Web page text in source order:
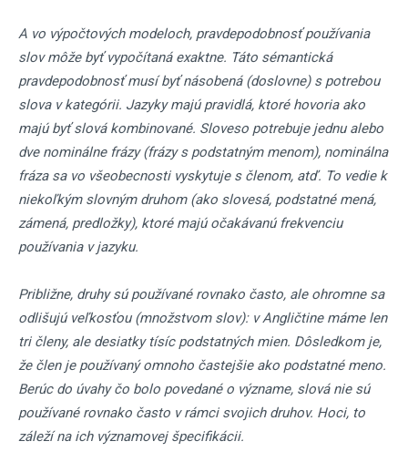
A vo výpočtových modeloch, pravdepodobnosť používania
slov môže byť vypočítaná exaktne. Táto sémantická
pravdepodobnosť musí byť násobená (doslovne) s potrebou
slova v kategórii. Jazyky majú pravidlá, ktoré hovoria ako
majú byť slová kombinované. Sloveso potrebuje jednu alebo
dve nominálne frázy (frázy s podstatným menom), nominálna
fráza sa vo všeobecnosti vyskytuje s členom, atď. To vedie k
niekoľkým slovným druhom (ako slovesá, podstatné mená,
zámená, predložky), ktoré majú očakávanú frekvenciu
používania v jazyku.
Približne, druhy sú používané rovnako často, ale ohromne sa
odlišujú veľkosťou (množstvom slov): v Angličtine máme len
tri členy, ale desiatky tísíc podstatných mien. Dôsledkom je,
že člen je používaný omnoho častejšie ako podstatné meno.
Berúc do úvahy čo bolo povedané o význame, slová nie sú
používané rovnako často v rámci svojich druhov. Hoci, to
záleží na ich významovej špecifikácii.